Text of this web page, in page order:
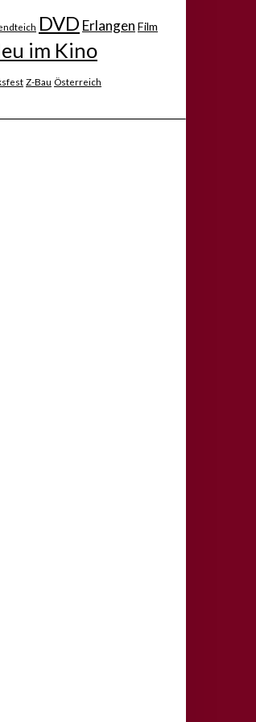
DVD Erlangen Film
im Kino
Z-Bau Österreich